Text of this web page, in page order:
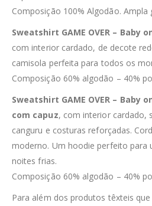
Composição 100% Algodão. Ampla
Sweatshirt GAME OVER – Baby
com interior cardado, de decote
camisola perfeita para todos os
Composição 60% algodão – 40%
Sweatshirt GAME OVER – Baby
com capuz, com interior cardado,
canguru e costuras reforçadas.
moderno. Um hoodie perfeito para
noites frias.
Composição 60% algodão – 40%
Para além dos produtos têxteis